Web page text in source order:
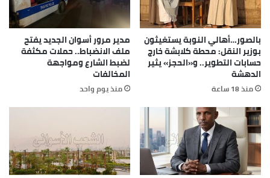
بالصور…أهالي النوبة يستغيثون
بوزير النقل: محطة كلابشة خارج
حسابات التطوير.. و«الحجز» يثير
الدهشة
منذ 18 ساعة
مدير مرور أسوان الجديد يفتح
ملف الانضباط.. حملات مكثفة
لضبط الشارع ومواجهة
المخالفات
منذ يوم واحد